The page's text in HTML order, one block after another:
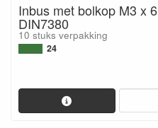
Inbus met bolkop M3 x
DIN7380
10 stuks verpakking
24